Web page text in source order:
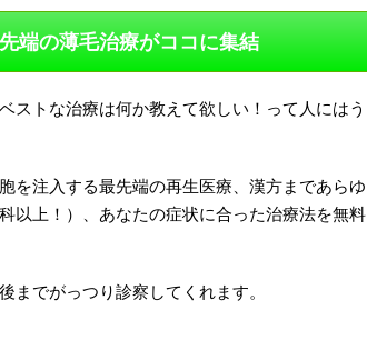
端の薄毛治療がココに集結
ストな治療は何か教えて欲しい！って人にはう
を注入する最先端の再生医療、漢方まであらゆ
以上！）、あなたの症状に合った治療法を無料
までがっつり診察してくれます。